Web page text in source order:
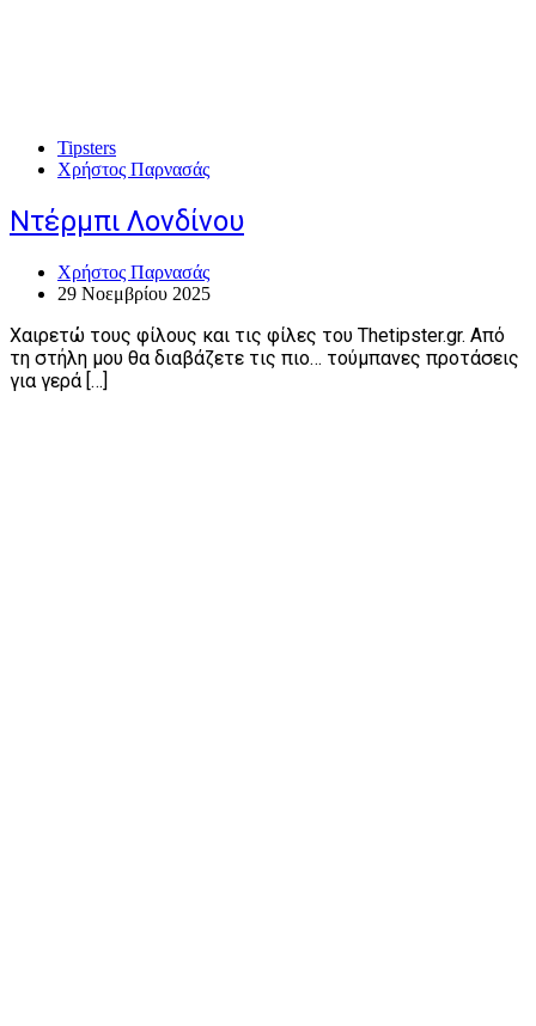
Tipsters
Χρήστος Παρνασάς
Ντέρμπι Λονδίνου
Χρήστος Παρνασάς
29 Νοεμβρίου 2025
Χαιρετώ τους φίλους και τις φίλες του Thetipster.gr. Από
τη στήλη μου θα διαβάζετε τις πιο… τούμπανες προτάσεις
για γερά […]